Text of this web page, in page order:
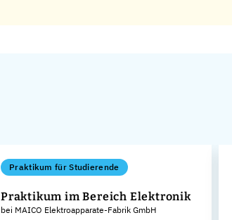
Praktikum für Studierende
Praktikum im Bereich Elektronik
bei MAICO Elektroapparate-Fabrik GmbH